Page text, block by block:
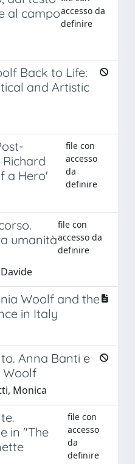
al campoaccesso da
definire
Back to Life:
and Artistic
a Hero'
file con
accesso
da
definire
umanità
file con
accesso da
definire
Woolf and the
in Italy
Anna Banti e
Woolf
Monica
in "The
file con
accesso
da
definire